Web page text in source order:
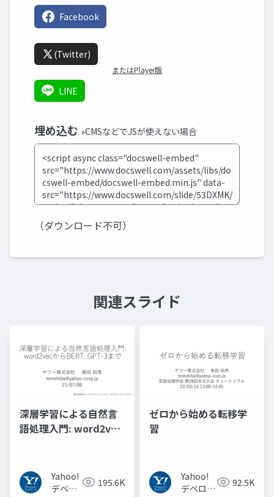
Facebook
(Twitter)
またはPlayer版
LINE
埋め込む »CMSなどでJSが使えない場合
（ダウンロード不可）
関連スライド
深層学習による自然言
語処理入門: word2vec
Yahoo!
デベロ
195.6K
ゼロから始める転移学
習
Yahoo!
デベロッ
92.5K